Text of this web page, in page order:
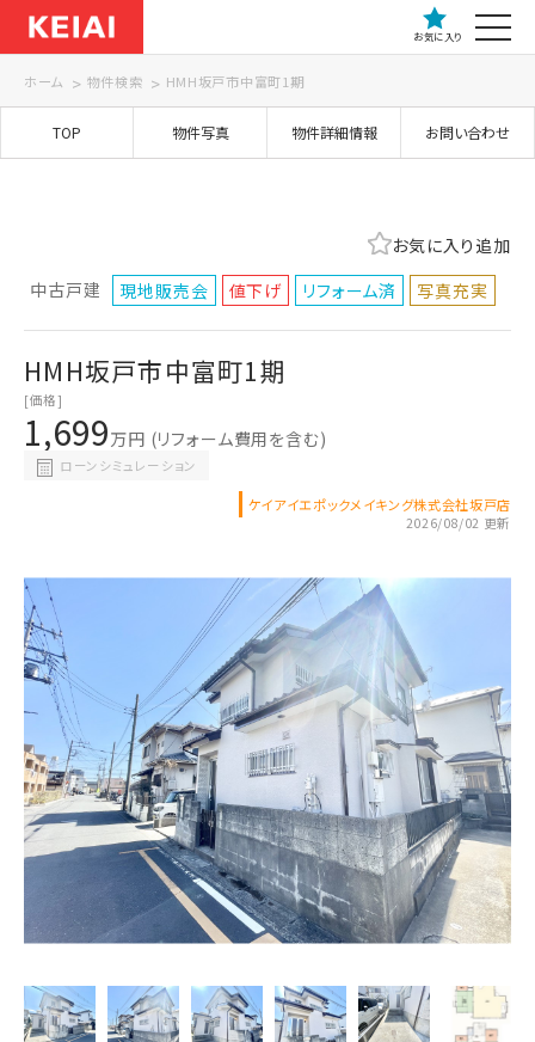
お気に入り
ホーム 物件検索 HMH坂戸市中富町1期
TOP 物件写真 物件詳細情報 お問い合わせ
中古戸建 現地販売会 値下げ リフォーム済 写真充実
お気に入り追加
HMH坂戸市中富町1期
[価格]
1,699万円 (リフォーム費用を含む)
ローンシミュレーション
ケイアイエポックメイキング株式会社坂戸店
2026/08/02 更新